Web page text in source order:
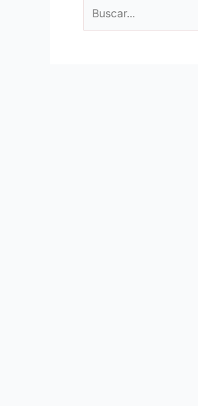
por: